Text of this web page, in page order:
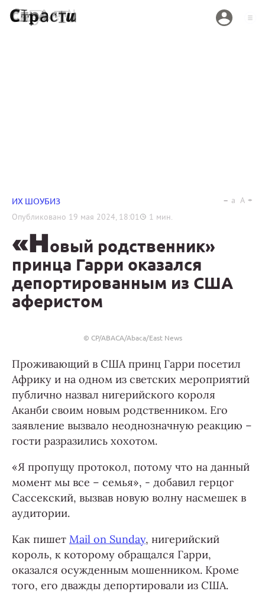
ИХ ШОУБИЗ
Опубликовано 19 мая 2024, 18:01 1 мин.
a A
«Новый родственник»
принца Гарри оказался
депортированным из США
аферистом
© CP/ABACA/Abaca/East News
Проживающий в США принц Гарри посетил
Африку и на одном из светских мероприятий
публично назвал нигерийского короля
Аканби своим новым родственником. Его
заявление вызвало неоднозначную реакцию –
гости разразились хохотом.
«Я пропущу протокол, потому что на данный
момент мы все – семья», - добавил герцог
Сассекский, вызвав новую волну насмешек в
аудитории.
Как пишет Mail on Sunday, нигерийский
король, к которому обращался Гарри,
оказался осужденным мошенником. Кроме
того, его дважды депортировали из США.